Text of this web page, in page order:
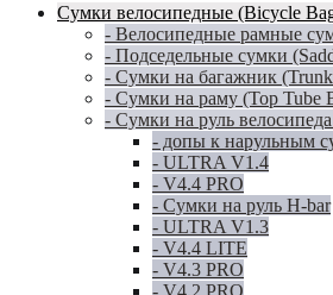
Сумки велосипедные (Bicycle
- Велосипедные рамные
- Подседельные сумки
- Сумки на багажник
- Сумки на раму (Top Tube
- Сумки на руль
- допы к нарульным
- ULTRA V1.4
- V4.4 PRO
- Сумки на руль H-bar
- ULTRA V1.3
- V4.4 LITE
- V4.3 PRO
- V4.2 PRO